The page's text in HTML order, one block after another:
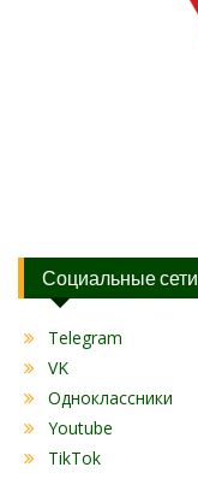
Социальные сети
Telegram
VK
Одноклассники
Youtube
TikTok